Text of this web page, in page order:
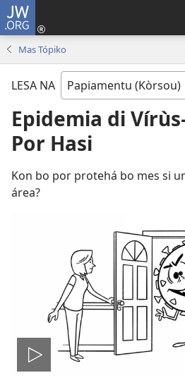
JW.ORG
Mas Tópiko
LESA NA
Epidemia di
Por Hasi
Kon bo por protehá bo mes si
área?
Pasa